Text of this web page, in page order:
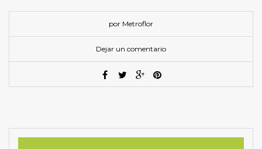
por Metroflor
Dejar un comentario